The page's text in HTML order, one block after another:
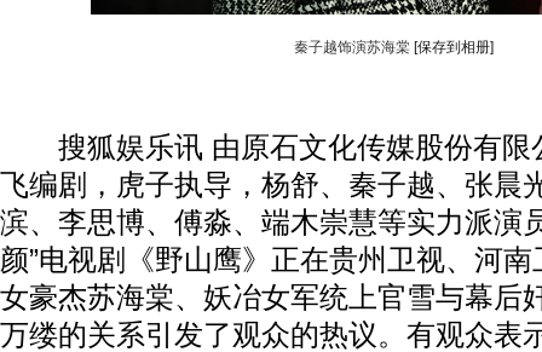
秦子越饰演苏海棠 [保存到相册]
搜狐娱乐讯 由原石文化传媒股份有限
飞编剧，虎子执导，杨舒、秦子越、张晨
滨、李思博、傅淼、端木崇慧等实力派演
颜”电视剧《野山鹰》正在贵州卫视、河
女豪杰苏海棠、妖冶女军统上官雪与幕后
万缕的关系引发了观众的热议。有观众表
动物系恋人啊 | 钟欣潼体验爱情哲学 南